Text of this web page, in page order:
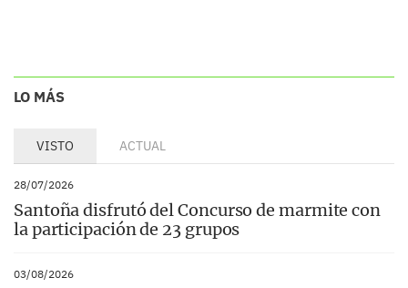
LO MÁS
VISTO ACTUAL
28/07/2026
Santoña disfrutó del Concurso de marmite con
la participación de 23 grupos
03/08/2026